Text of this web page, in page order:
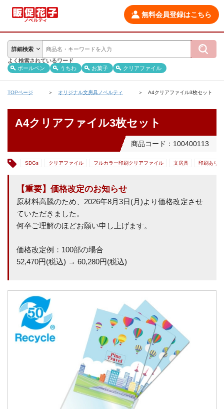
無料会員登録はこちら
詳細検索
よく検索されているワード
ボールペン
うちわ お菓子 クリアファイル
TOPページ オリジナル文房具ノベルティ A4クリアファイル3枚セット
A4クリアファイル3枚セット
商品コード：100400113
SDGs クリアファイル フルカラー印刷クリアファイル 文房具 印刷あり
【重要】価格改定のお知らせ
原材料高騰のため、2026年8月3日(月)より価格改定させ
ていただきました。
何卒ご理解のほどお願い申し上げます。
価格改定例：100部の場合
52,470円(税込) → 60,280円(税込)